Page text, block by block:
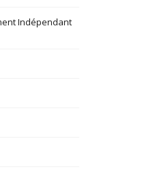
Indépendant